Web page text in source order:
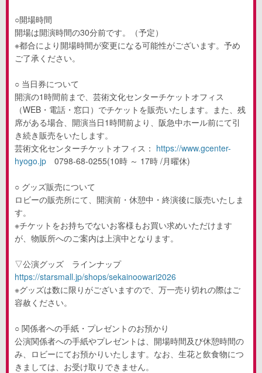
○開場時間
開場は開演時間の30分前です。（予定）
※都合により開場時間が変更になる可能性がございます。予め
ご了承ください。
○ 当日券について
開演の1時間前まで、芸術文化センターチケットオフィス
（WEB・電話・窓口）でチケットを販売いたします。また、残
席がある場合、開演当日1時間前より、阪急中ホール前にて引
き続き販売をいたします。
芸術文化センターチケットオフィス： https://www.gcenter-
hyogo.jp 0798‐68-0255(10時 ～ 17時 /月曜休)
○ グッズ販売について
ロビーの販売所にて、開演前・休憩中・終演後に販売いたしま
す。
※チケットをお持ちでないお客様もお買い求めいただけます
が、物販所へのご案内は上演中となります。
▽公演グッズ ラインナップ
https://starsmall.jp/shops/sekainoowari2026
※グッズは数に限りがございますので、万一売り切れの際はご
容赦ください。
○ 関係者への手紙・プレゼントのお預かり
公演関係者への手紙やプレゼントは、開場時間及び休憩時間の
み、ロビーにてお預かりいたします。なお、生花と飲食物につ
きましては、お受け取りできません。